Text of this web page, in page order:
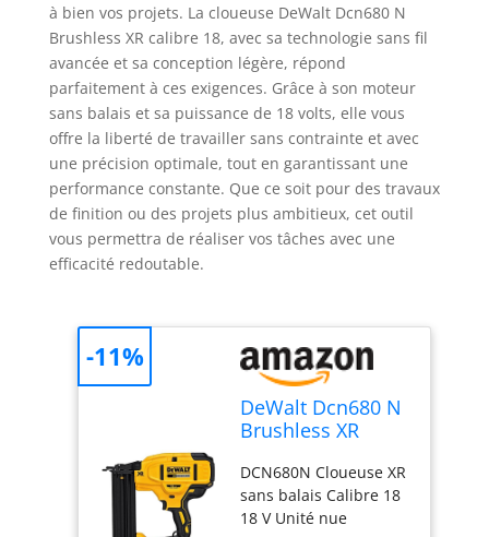
à bien vos projets. La cloueuse DeWalt Dcn680 N
Brushless XR calibre 18, avec sa technologie sans fil
avancée et sa conception légère, répond
parfaitement à ces exigences. Grâce à son moteur
sans balais et sa puissance de 18 volts, elle vous
offre la liberté de travailler sans contrainte et avec
une précision optimale, tout en garantissant une
performance constante. Que ce soit pour des travaux
de finition ou des projets plus ambitieux, cet outil
vous permettra de réaliser vos tâches avec une
efficacité redoutable.
DeWalt Dcn680 N
Brushless XR
Cloueuse 18 Volt
unité Bare
Argenté XS
DCN680N Cloueuse XR
sans balais Calibre 18
18 V Unité nue
-11%